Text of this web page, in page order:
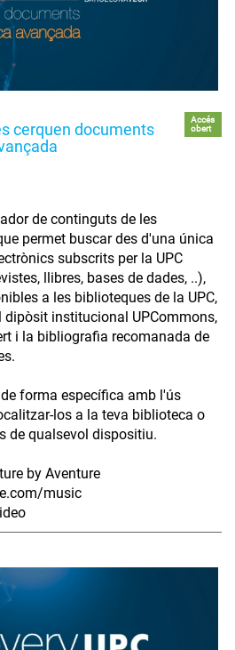
cerquen documents
Accés
obert
de continguts de les
permet buscar des d'una única
subscrits per la UPC
llibres, bases de dades, ..),
a les biblioteques de la UPC,
institucional UPCommons,
i la bibliografia recomanada de
forma específica amb l'ús
los a la teva biblioteca o
de qualsevol dispositiu.
by Aventure
music